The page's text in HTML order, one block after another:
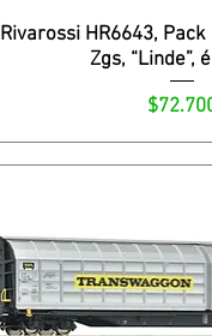
Rivarossi HR6643,
Zgs, “Linde”,
Precio